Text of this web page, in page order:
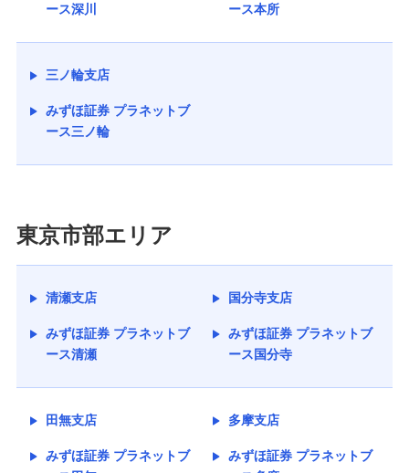
ース深川
ース本所
三ノ輪支店
みずほ証券 プラネットブ
ース三ノ輪
東京市部エリア
清瀬支店
みずほ証券 プラネットブ
ース清瀬
国分寺支店
みずほ証券 プラネットブ
ース国分寺
田無支店
みずほ証券 プラネットブ
多摩支店
みずほ証券 プラネットブ